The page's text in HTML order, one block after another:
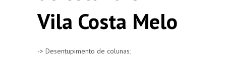
Vila Costa Melo
-> Desentupimento de colunas;